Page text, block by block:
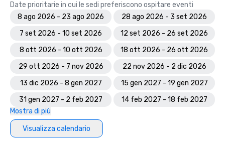
Date prioritarie in cui le sedi preferiscono ospitare eventi
8 ago 2026 - 23 ago 2026
28 ago 2026 - 3 set 2026
7 set 2026 - 10 set 2026
12 set 2026 - 26 set 2026
8 ott 2026 - 10 ott 2026
18 ott 2026 - 26 ott 2026
29 ott 2026 - 7 nov 2026
22 nov 2026 - 2 dic 2026
13 dic 2026 - 8 gen 2027
15 gen 2027 - 19 gen 2027
31 gen 2027 - 2 feb 2027
14 feb 2027 - 18 feb 2027
Mostra di più
Visualizza calendario